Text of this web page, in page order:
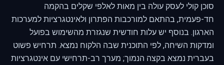
סוכן קולי לעסק עולה בין מאות לאלפי שקלים בהקמה
חד-פעמית, בהתאם למורכבות הפתרון ולאינטגרציות למערכות
הארגון. בנוסף יש עלות חודשית שנגזרת מהשימוש בפועל
ומדקות השיחה, לפי התוכנית שבה הלקוח נמצא. תרחיש פשוט
בעברית נמצא בקצה הנמוך; מערך רב-תרחישי עם אינטגרציות